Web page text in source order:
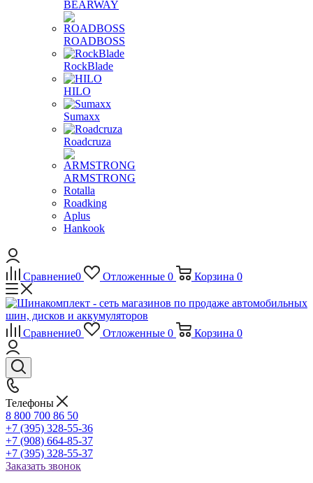
BEARWAY
ROADBOSS
RockBlade
HILO
Sumaxx
Roadcruza
ARMSTRONG
Rotalla
Roadking
Aplus
Hankook
Сравнение0 Отложенные 0 Корзина 0
Сравнение0 Отложенные 0 Корзина 0
Телефоны
8 800 700 86 50
+7 (395) 328-55-36
+7 (908) 664-85-37
+7 (395) 328-55-37
Заказать звонок